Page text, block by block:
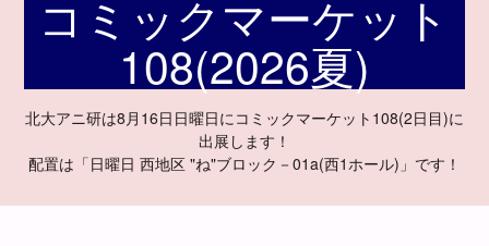
コミックマーケット
108(2026夏)
北大アニ研は8月16日 日曜日にコミックマーケット108(2日目)に
出展します！
配置は「日曜日 西地区 "ね"ブロック－01a(西1ホール)」です！